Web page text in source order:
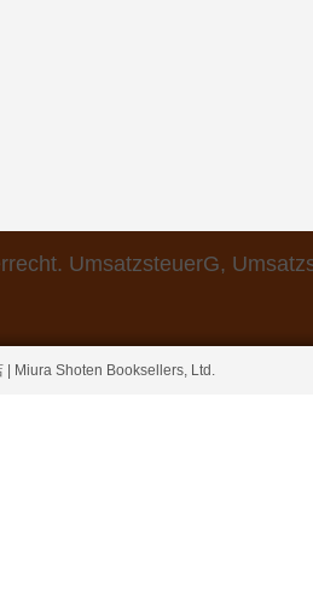
UmsatzsteuerG,
Miura Shoten Booksellers, Ltd.